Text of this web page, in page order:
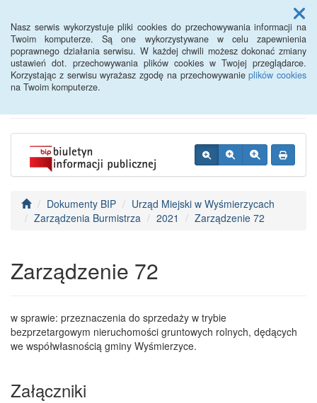
Nasz serwis wykorzystuje pliki cookies do przechowywania informacji na
Twoim komputerze. Są one wykorzystywane w celu zapewnienia
poprawnego działania serwisu. W każdej chwili możesz dokonać zmiany
ustawień dot. przechowywania plików cookies w Twojej przeglądarce.
Korzystając z serwisu wyrażasz zgodę na przechowywanieplików cookies
na Twoim komputerze.
Menu
BIP - Urząd Miejski
Wyśmierzyce
Dokumenty BIP
Urząd Miejski w Wyśmierzycach
Zarządzenia Burmistrza
2021 Zarządzenie 72
Zarządzenie 72
w sprawie: przeznaczenia do sprzedaży w trybie
bezprzetargowym nieruchomości gruntowych rolnych, dędących
we współwłasnością gminy Wyśmierzyce.
Załączniki